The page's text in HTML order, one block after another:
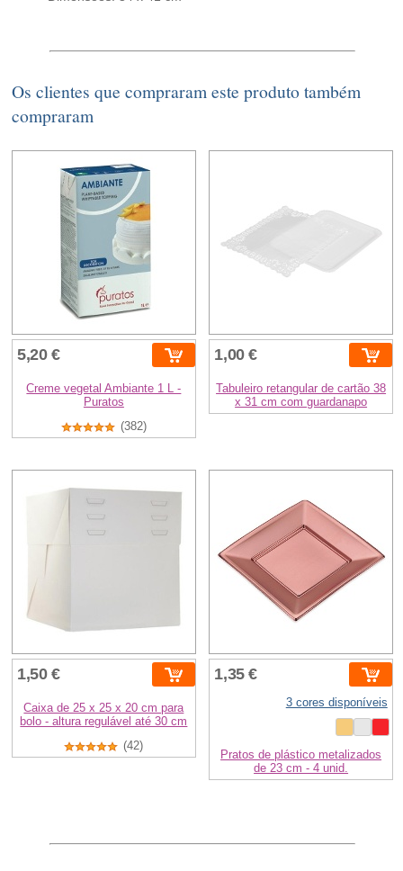
Os clientes que compraram este produto também
compraram
5,20 €
Creme vegetal Ambiante 1 L -
Puratos
(382)
1,00 €
Tabuleiro retangular de cartão 38
x 31 cm com guardanapo
1,50 €
Caixa de 25 x 25 x 20 cm para
bolo - altura regulável até 30 cm
(42)
1,35 €
3 cores disponíveis
Pratos de plástico metalizados
de 23 cm - 4 unid.